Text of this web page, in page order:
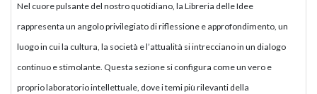
Nel cuore pulsante del nostro quotidiano, la Libreria delle Idee
rappresenta un angolo privilegiato di riflessione e approfondimento, un
luogo in cui la cultura, la società e l’attualità si intrecciano in un dialogo
continuo e stimolante. Questa sezione si configura come un vero e
proprio laboratorio intellettuale, dove i temi più rilevanti della